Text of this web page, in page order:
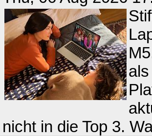
nicht in die Top 3.